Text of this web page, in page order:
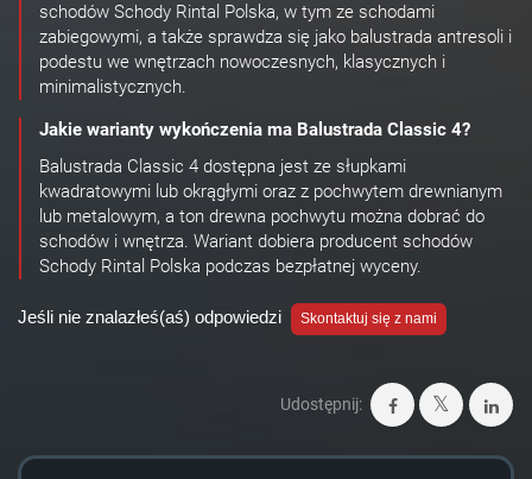
schodów Schody Rintal Polska, w tym ze schodami
zabiegowymi, a także sprawdza się jako balustrada antresoli i
podestu we wnętrzach nowoczesnych, klasycznych i
minimalistycznych.
Jakie warianty wykończenia ma Balustrada Classic 4?
Balustrada Classic 4 dostępna jest ze słupkami
kwadratowymi lub okrągłymi oraz z pochwytem drewnianym
lub metalowym, a ton drewna pochwytu można dobrać do
schodów i wnętrza. Wariant dobiera producent schodów
Schody Rintal Polska podczas bezpłatnej wyceny.
Jeśli nie znalazłeś(aś) odpowiedzi Skontaktuj się z nami
Udostępnij: